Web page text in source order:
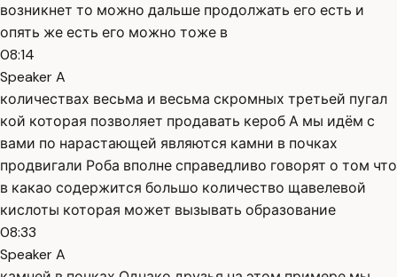
возникнет то можно дальше продолжать его есть и
опять же есть его можно тоже в
08:14
Speaker A
количествах весьма и весьма скромных третьей пугал
кой которая позволяет продавать кероб А мы идём с
вами по нарастающей являются камни в почках
продвигали Роба вполне справедливо говорят о том что
в какао содержится большо количество щавелевой
кислоты которая может вызывать образование
08:33
Speaker A